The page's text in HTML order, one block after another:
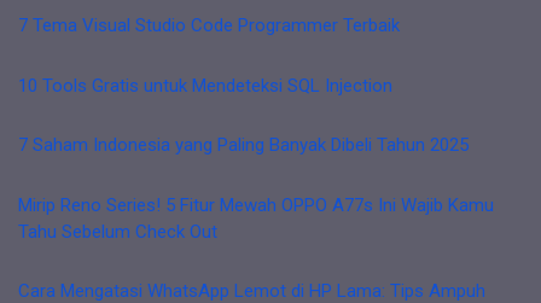
7 Tema Visual Studio Code Programmer Terbaik
10 Tools Gratis untuk Mendeteksi SQL Injection
7 Saham Indonesia yang Paling Banyak Dibeli Tahun 2025
Mirip Reno Series! 5 Fitur Mewah OPPO A77s Ini Wajib Kamu
Tahu Sebelum Check Out
Cara Mengatasi WhatsApp Lemot di HP Lama: Tips Ampuh